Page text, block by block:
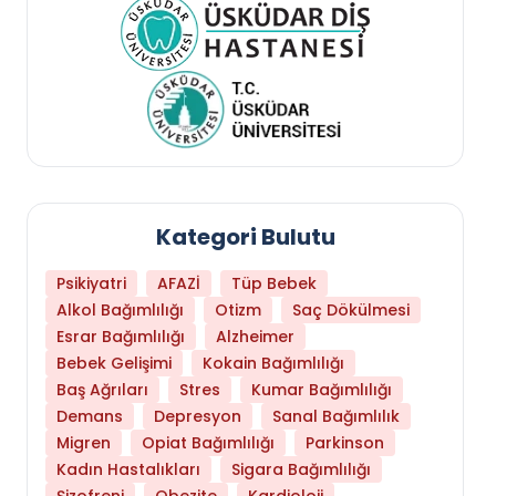
Daha Az Protein Tüketmek Yaşlanmayı
Kategori Bulutu
Psikiyatri AFAZİ
Tüp Bebek
Alkol Bağımlılığı
Otizm
Saç Dökülmesi
Esrar Bağımlılığı
Alzheimer
Bebek Gelişimi
Kokain Bağımlılığı
Baş Ağrıları
Stres
Kumar Bağımlılığı
Demans
Depresyon
Sanal Bağımlılık
Migren
Opiat Bağımlılığı
Parkinson
Kadın Hastalıkları
Sigara Bağımlılığı